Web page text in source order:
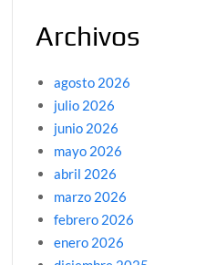
Archivos
agosto 2026
julio 2026
junio 2026
mayo 2026
abril 2026
marzo 2026
febrero 2026
enero 2026